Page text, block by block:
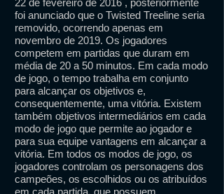
22 de fevereiro de 2016 , posteriormente
foi anunciado que o Twisted Treeline seria
removido, ocorrendo apenas em
novembro de 2019. Os jogadores
competem em partidas que duram em
média de 20 a 50 minutos. Em cada modo
de jogo, o tempo trabalha em conjunto
para alcançar os objetivos e,
consequentemente, uma vitória. Existem
também objetivos intermediários em cada
modo de jogo que permite ao jogador e
para sua equipe vantagens em alcançar a
vitória. Em todos os modos de jogo, os
jogadores controlam os personagens dos
campeões, os escolhidos ou os atribuídos
em cada partida, que possuem